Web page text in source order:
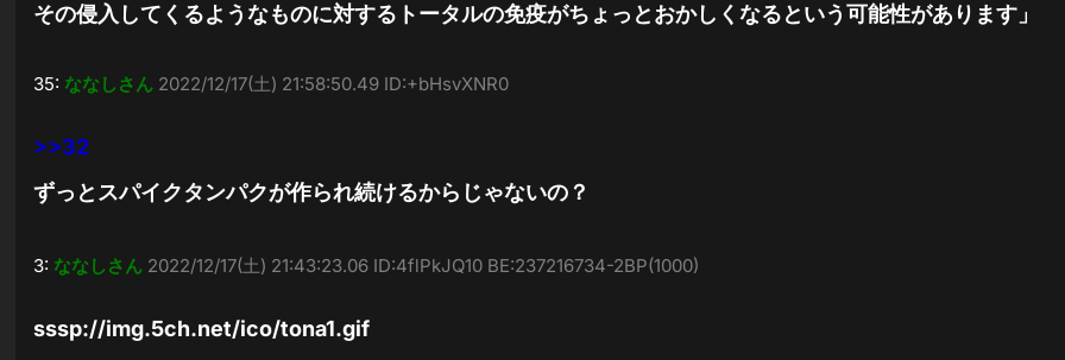
その侵入してくるようなものに対するトータルの免疫がちょっとおかしくなるという可能性があります」
35: ななしさん 2022/12/17(土) 21:58:50.49 ID:+bHsvXNR0
>>32
ずっとスパイクタンパクが作られ続けるからじゃないの？
3: ななしさん 2022/12/17(土) 21:43:23.06 ID:4flPkJQ10 BE:237216734-2BP(1000)
sssp://img.5ch.net/ico/tona1.gif